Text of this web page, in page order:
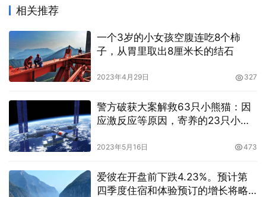
相关推荐
一个3岁的小女孩空腹连吃8个柿
子，从胃里取出8厘米长的结石
2023年4月29日 327
警方破获大案解救63只小熊猫：因
应激反应等原因，寄养的23只小熊
2023年5月16日 473
爱彼在开盘前下跌4.23%。预计第
四季度住宿和体验预订的增长将略